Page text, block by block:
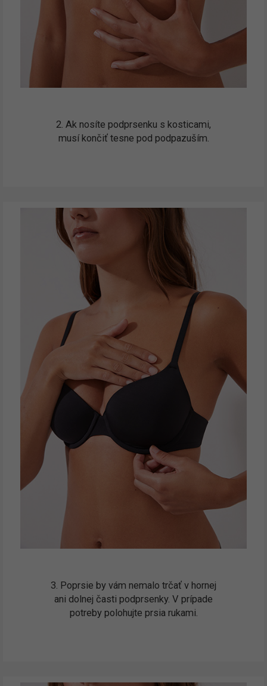
2. Ak nosíte podprsenku s kosticami,
musí končiť tesne pod podpazuším.
3. Poprsie by vám nemalo trčať v hornej
ani dolnej časti podprsenky. V prípade
potreby polohujte prsia rukami.